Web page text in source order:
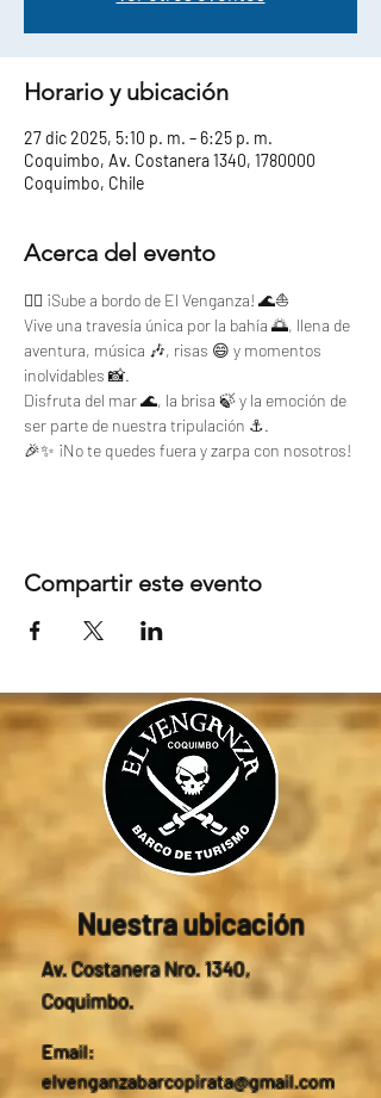
Horario y ubicación
27 dic 2025, 5:10 p. m. – 6:25 p. m.
Coquimbo, Av. Costanera 1340, 1780000
Coquimbo, Chile
Acerca del evento
🏴‍☠️ ¡Sube a bordo de El Venganza! 🌊⛵
Vive una travesía única por la bahía 🌅, llena de
aventura, música 🎶, risas 😄 y momentos
inolvidables 📸.
Disfruta del mar 🌊, la brisa 🍃 y la emoción de
ser parte de nuestra tripulación ⚓.
🎉✨ ¡No te quedes fuera y zarpa con nosotros!
Compartir este evento
Nuestra ubicación
Av. Costanera Nro. 1340,
Coquimbo.
Email:
elvenganzabarcopirata@gmail.com